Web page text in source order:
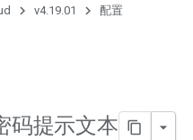
v4.19.01 配置
码提示文本